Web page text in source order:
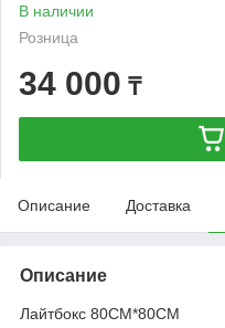
В наличии
Розница
34 000 ₸
Описание Доставка
Описание
Лайтбокс 80CM*80CM